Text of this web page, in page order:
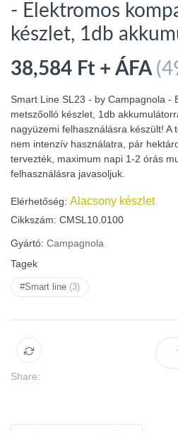
- Elektromos
készlet, 1db
38,584 Ft + ÁFA
Smart Line SL23 - by Campagnola -
metszőolló készlet, 1db
nagyüzemi felhasználásra készült! A
nem intenzív használatra, pár
tervezték, maximum napi 1-2 órás
felhasználásra javasoljuk.
Elérhetőség: Alacsony készlet
Cikkszám: CMSL10.0100
Gyártó: Campagnola
Tagek
#Smart line (3)
Share: